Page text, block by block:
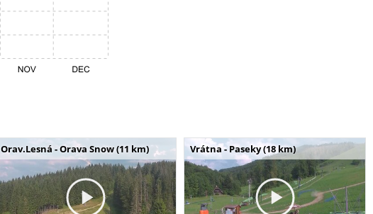
Orav.Lesná - Orava Snow (11 km) Vrátna - Paseky (18 km)